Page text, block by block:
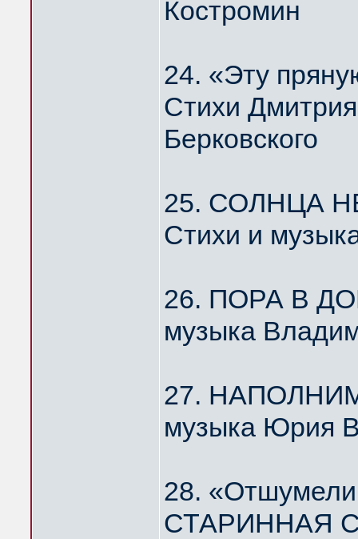
Костромин
24. «Эту
Стихи
Берковского
25. СОЛНЦА
Стихи и
26. ПОРА В
музыка
27.
музыка Юрия
28.
СТАРИННАЯ